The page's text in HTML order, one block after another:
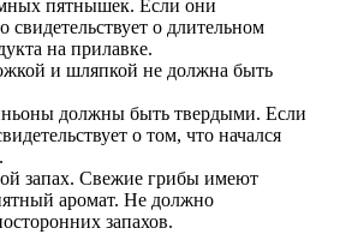
пятнышек. Если они
свидетельствует о длительном
на прилавке.
и шляпкой не должна быть
должны быть твердыми. Если
о том, что начался
запах. Свежие грибы имеют
аромат. Не должно
запахов.